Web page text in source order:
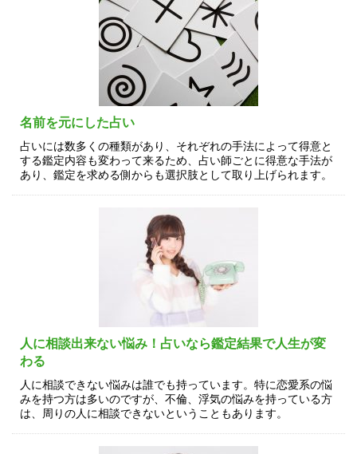
名前を元にした占い
占いには数多くの種類があり、それぞれの手法によって得意と
する鑑定内容も変わって来るため、占い師ごとに得意な手法が
あり、鑑定を求める側からも選択肢として取り上げられます。
人に相談出来ない悩み！占いなら鑑定結果で人生が変
わる
人に相談できない悩みは誰でも持っています。特に恋愛系の悩
みを持つ方は多いのですが、不倫、浮気の悩みを持っている方
は、周りの人に相談できないということもあります。